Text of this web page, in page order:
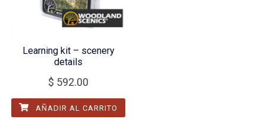
Learning kit – scenery
details
$ 592.00
AÑADIR AL CARRITO